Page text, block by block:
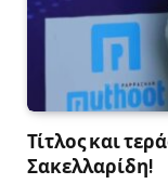
Τίτλος και
Σακελλαρίδη!